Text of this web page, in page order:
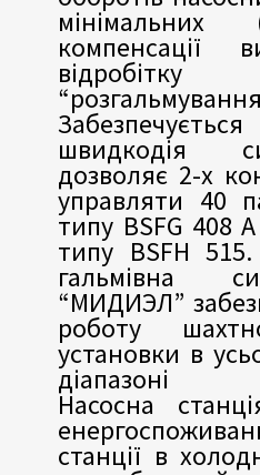
компенсації
швидкодія
дозволяє 2-х
управляти 40
типу BSFG 408
типу BSFH
гальмівна
“МИДИЭЛ”
роботу
установки в
діапазоні
Насосна
станції в